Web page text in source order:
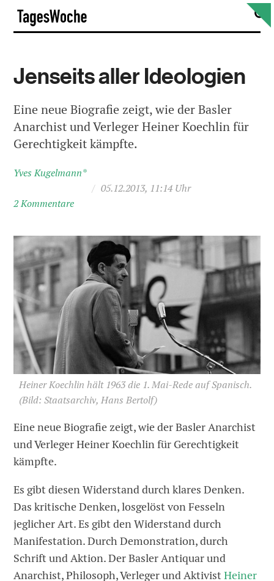
Skip
content
Jenseits aller Ideologien
Eine neue Biografie zeigt, wie der Basler
Anarchist und Verleger Heiner Koechlin für
Gerechtigkeit kämpfte.
Yves Kugelmann*
/ 05.12.2013, 11:14 Uhr
2 Kommentare
Heiner Koechlin hält 1963 die 1. Mai-Rede auf Spanisch.
(Bild: Staatsarchiv, Hans Bertolf)
Eine neue Biografie zeigt, wie der Basler Anarchist
und Verleger Heiner Koechlin für Gerechtigkeit
kämpfte.
Es gibt diesen Widerstand durch klares Denken.
Das kritische Denken, losgelöst von Fesseln
jeglicher Art. Es gibt den Widerstand durch
Manifestation. Durch Demonstration, durch
Schrift und Aktion. Der Basler Antiquar und
Anarchist, Philosoph, Verleger und AktivistHeiner